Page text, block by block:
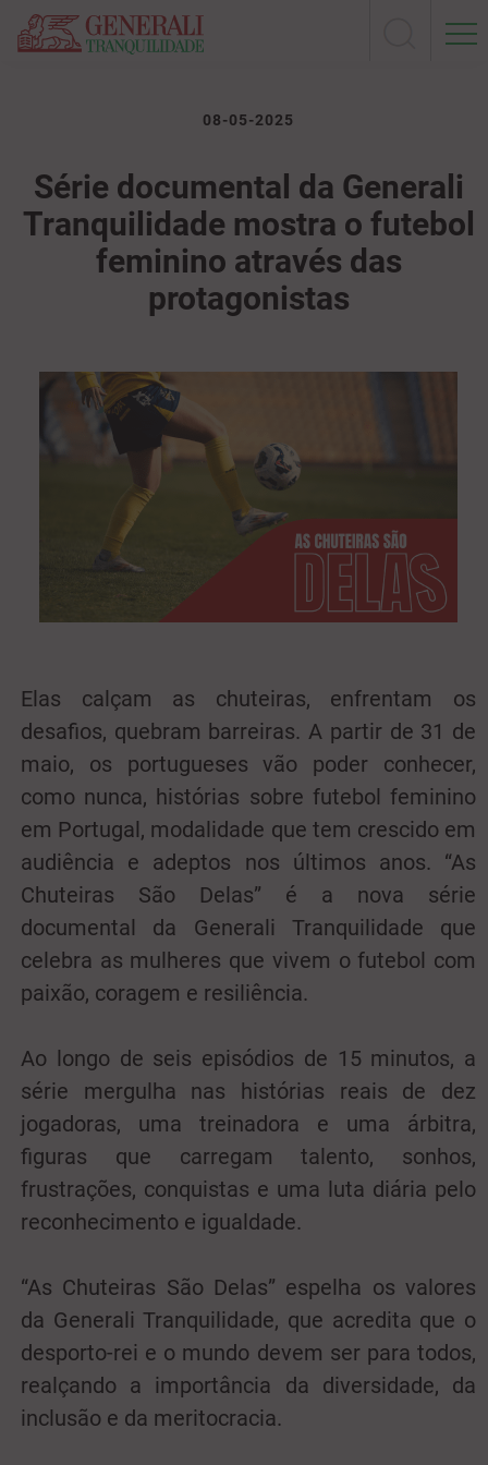
08-05-2025
Série documental da Generali
Tranquilidade mostra o futebol
feminino através das
protagonistas
Elas calçam as chuteiras, enfrentam os
desafios, quebram barreiras. A partir de 31 de
maio, os portugueses vão poder conhecer,
como nunca, histórias sobre futebol feminino
em Portugal, modalidade que tem crescido em
audiência e adeptos nos últimos anos. “As
Chuteiras São Delas” é a nova série
documental da Generali Tranquilidade que
celebra as mulheres que vivem o futebol com
paixão, coragem e resiliência.
Ao longo de seis episódios de 15 minutos, a
série mergulha nas histórias reais de dez
jogadoras, uma treinadora e uma árbitra,
figuras que carregam talento, sonhos,
frustrações, conquistas e uma luta diária pelo
reconhecimento e igualdade.
“As Chuteiras São Delas” espelha os valores
da Generali Tranquilidade, que acredita que o
desporto-rei e o mundo devem ser para todos,
realçando a importância da diversidade, da
inclusão e da meritocracia.